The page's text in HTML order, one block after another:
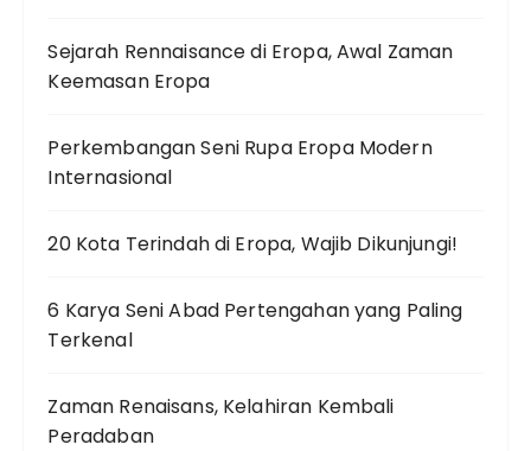
Sejarah Rennaisance di Eropa, Awal Zaman
Keemasan Eropa
Perkembangan Seni Rupa Eropa Modern
Internasional
20 Kota Terindah di Eropa, Wajib Dikunjungi!
6 Karya Seni Abad Pertengahan yang Paling
Terkenal
Zaman Renaisans, Kelahiran Kembali
Peradaban